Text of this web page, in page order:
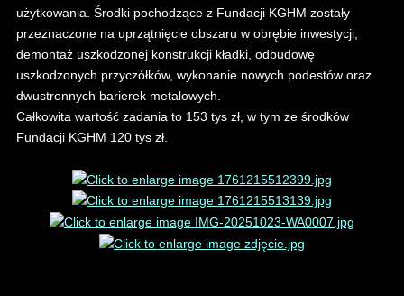
użytkowania. Środki pochodzące z Fundacji KGHM zostały
przeznaczone na uprzątnięcie obszaru w obrębie inwestycji,
demontaż uszkodzonej konstrukcji kładki, odbudowę
uszkodzonych przyczółków, wykonanie nowych podestów oraz
dwustronnych barierek metalowych.
Całkowita wartość zadania to 153 tys zł, w tym ze środków
Fundacji KGHM 120 tys zł.